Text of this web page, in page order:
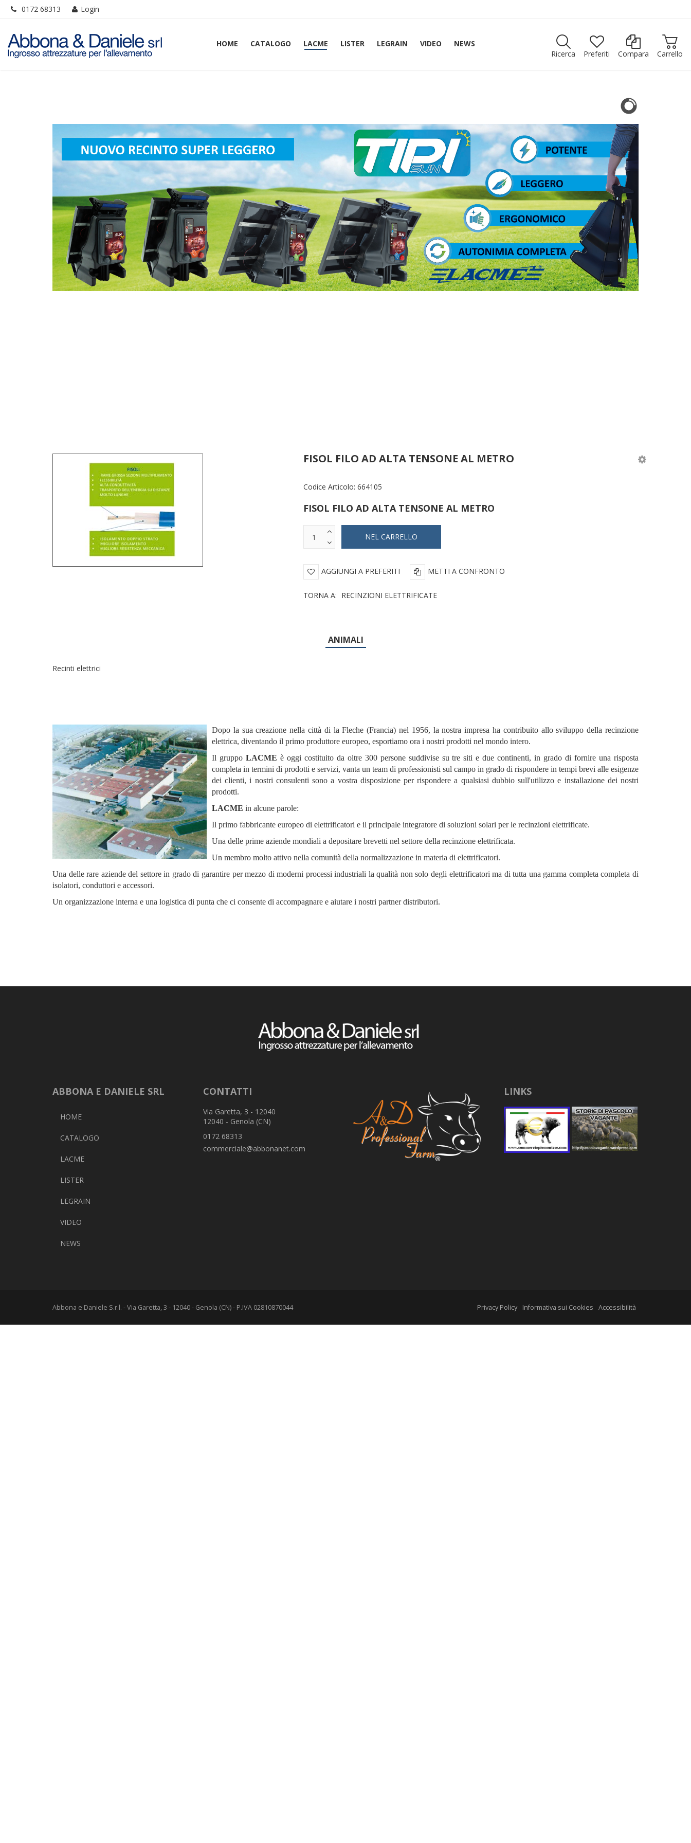
0172 68313 Login
HOME CATALOGO LACME LISTER LEGRAIN VIDEO
NEWS
Ricerca
Preferiti Compara Carrello
FISOL FILO AD ALTA TENSONE AL METRO
Codice Articolo: 664105
FISOL FILO AD ALTA TENSONE AL METRO
AGGIUNGI A PREFERITI METTI A CONFRONTO
TORNA A: RECINZIONI ELETTRIFICATE
ANIMALI
Recinti elettrici
Dopo la sua creazione nella città di la Fleche (Francia) nel 1956, la nostra impresa ha contribuito allo sviluppo della recinzione
elettrica, diventando il primo produttore europeo, esportiamo ora i nostri prodotti nel mondo intero.
Il gruppo LACME è oggi costituito da oltre 300 persone suddivise su tre siti e due continenti, in grado di fornire una risposta
completa in termini di prodotti e servizi, vanta un team di professionisti sul campo in grado di rispondere in tempi brevi alle esigenze
dei clienti, i nostri consulenti sono a vostra disposizione per rispondere a qualsiasi dubbio sull'utilizzo e installazione dei nostri
prodotti.
LACME in alcune parole:
Il primo fabbricante europeo di elettrificatori e il principale integratore di soluzioni solari per le recinzioni elettrificate.
Una delle prime aziende mondiali a depositare brevetti nel settore della recinzione elettrificata.
Un membro molto attivo nella comunità della normalizzazione in materia di elettrificatori.
Una delle rare aziende del settore in grado di garantire per mezzo di moderni processi industriali la qualità non solo degli elettrificatori ma di tutta una gamma completa completa di
isolatori, conduttori e accessori.
Un organizzazione interna e una logistica di punta che ci consente di accompagnare e aiutare i nostri partner distributori.
ABBONA E DANIELE SRL
HOME
CATALOGO
LACME
LISTER
LEGRAIN
VIDEO
NEWS
CONTATTI
Via Garetta, 3 - 12040
12040 - Genola (CN)
0172 68313
commerciale@abbonanet.com
LINKS
Abbona e Daniele S.r.l. - Via Garetta, 3 - 12040 - Genola (CN) - P.IVA 02810870044 Privacy Policy Informativa sui Cookies Accessibilità